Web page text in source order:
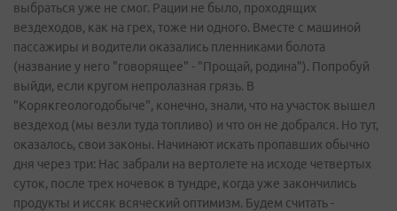
выбраться уже не смог. Рации не было, проходящих
вездеходов, как на грех, тоже ни одного. Вместе с машиной
пассажиры и водители оказались пленниками болота
(название у него "говорящее" - "Прощай, родина"). Попробуй
выйди, если кругом непролазная грязь. В
"Корякгеологодобыче", конечно, знали, что на участок вышел
вездеход (мы везли туда топливо) и что он не добрался. Но тут,
оказалось, свои законы. Начинают искать пропавших обычно
дня через три: Нас забрали на вертолете на исходе четвертых
суток, после трех ночевок в тундре, когда уже закончились
продукты и иссяк всяческий оптимизм. Будем считать -